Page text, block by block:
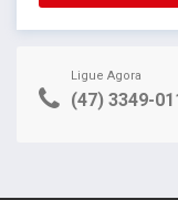
Ligue Agora
(47) 3349-